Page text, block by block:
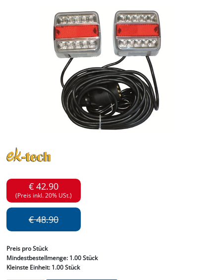
€ 42.90
(Preis inkl. 20% USt.)
€ 48.90
Preis pro Stück
Mindestbestellmenge: 1.00 Stück
Kleinste Einheit:1.00 Stück